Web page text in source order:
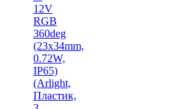
12V
RGB
360deg
(23x34mm,
0.72W,
IP65)
(Arlight,
Пластик,